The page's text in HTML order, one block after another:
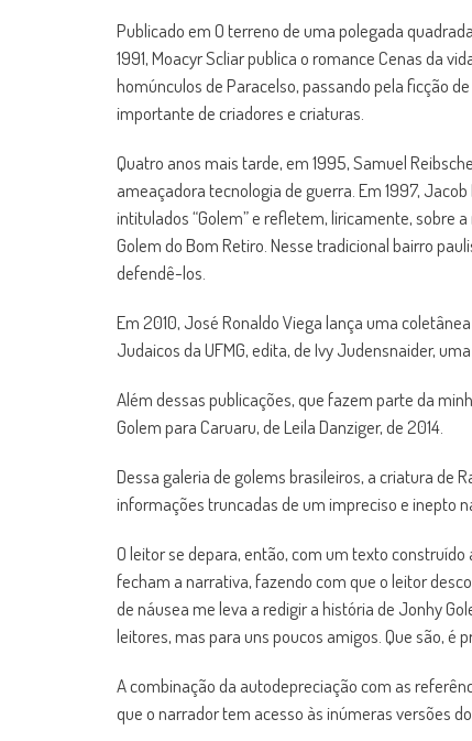
Publicado em O terreno de uma polegada
1991, Moacyr Scliar publica o romance Cenas da
homúnculos de Paracelso, passando pela ficção
importante de criadores e criaturas.
Quatro anos mais tarde, em 1995, Samuel
ameaçadora tecnologia de guerra. Em 1997,
intitulados “Golem” e refletem, liricamente, sobre
Golem do Bom Retiro. Nesse tradicional bairro
defendê-los.
Em 2010, José Ronaldo Viega lança uma
Judaicos da UFMG, edita, de Ivy Judensnaider,
Além dessas publicações, que fazem parte da
Golem para Caruaru, de Leila Danziger, de 2014.
Dessa galeria de golems brasileiros, a criatura de
informações truncadas de um impreciso e inepto
O leitor se depara, então, com um texto
fecham a narrativa, fazendo com que o leitor
de náusea me leva a redigir a história de Jonhy
leitores, mas para uns poucos amigos. Que são, é
A combinação da autodepreciação com as
que o narrador tem acesso às inúmeras versões